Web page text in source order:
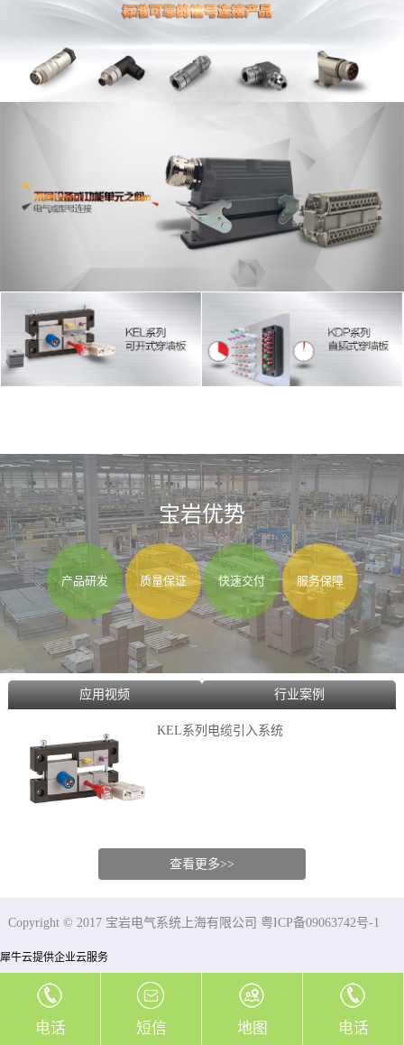
宝岩优势
产品研发 质量保证 快速交付 服务保障
应用视频 行业案例
KEL系列电缆引入系统
查看更多>>
Copyright © 2017 宝岩电气系统上海有限公司 粤ICP备09063742号-1
犀牛云提供企业云服务
电话 短信 地图 电话